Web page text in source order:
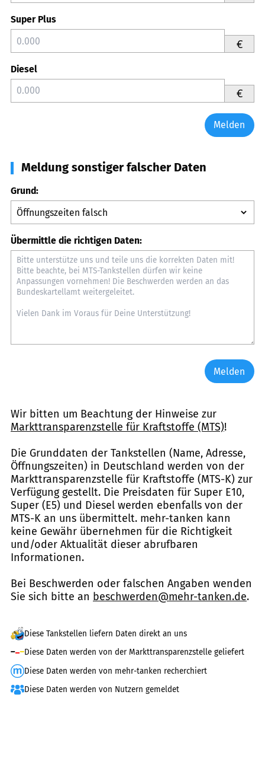
Super Plus
€
Diesel
€
Melden
Meldung sonstiger falscher Daten
Grund:
Übermittle die richtigen Daten:
Melden
Wir bitten um Beachtung der Hinweise zur
Markttransparenzstelle für Kraftstoffe (MTS)!
Die Grunddaten der Tankstellen (Name, Adresse,
Öffnungszeiten) in Deutschland werden von der
Markttransparenzstelle für Kraftstoffe (MTS-K) zur
Verfügung gestellt. Die Preisdaten für Super E10,
Super (E5) und Diesel werden ebenfalls von der
MTS-K an uns übermittelt. mehr-tanken kann
keine Gewähr übernehmen für die Richtigkeit
und/oder Aktualität dieser abrufbaren
Informationen.
Bei Beschwerden oder falschen Angaben wenden
Sie sich bitte an beschwerden@mehr-tanken.de.
Diese Tankstellen liefern Daten direkt an uns
Diese Daten werden von der Markttransparenzstelle geliefert
Diese Daten werden von mehr-tanken recherchiert
Diese Daten werden von Nutzern gemeldet